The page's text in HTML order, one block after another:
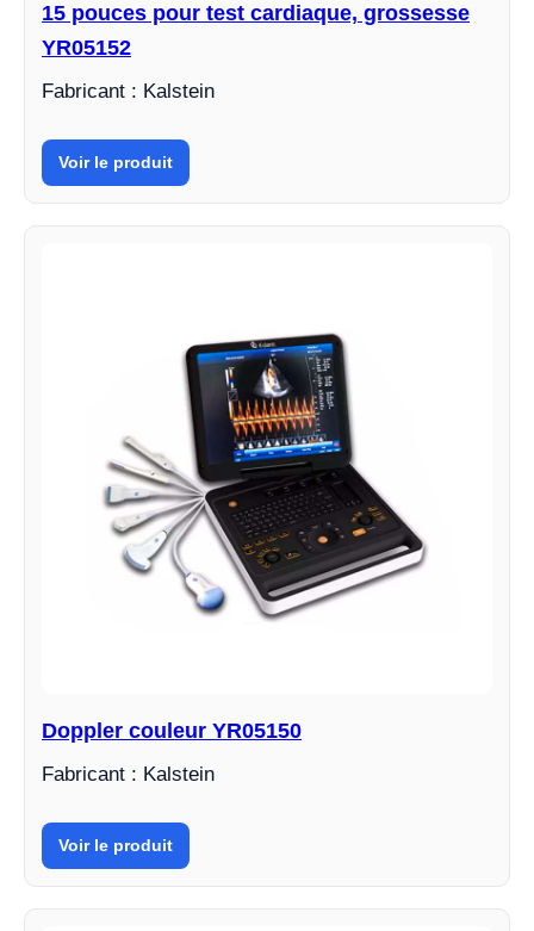
15 pouces pour test cardiaque, grossesse
YR05152
Fabricant : Kalstein
Voir le produit
Doppler couleur YR05150
Fabricant : Kalstein
Voir le produit